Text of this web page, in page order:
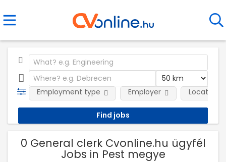
Employment type Employer Location
0 General clerk Cvonline.hu ügyfél
Jobs in Pest megye